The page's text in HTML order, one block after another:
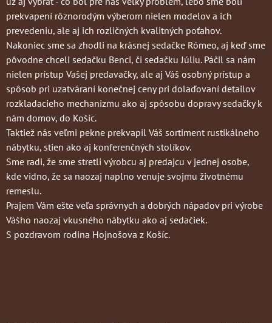
prekvapení rôznorodým výberom nielen modelov a ich
prevedeniu, ale aj ich rozličných kvalitných poťahov.
Nakoniec sme sa zhodli na krásnej sedačke Rómeo, aj keď sme
pôvodne chceli sedačku Benci, či sedačku Júliu. Páčil sa nám
nielen prístup Vašej predavačky, ale aj Váš osobný prístup a
spôsob pri uzatváraní konečnej ceny pri dolaďovaní detailov
rozkladacieho mechanizmu ako aj spôsobu dopravy sedačky k
nám domov, do Košíc.
Taktiež nás veľmi pekne prekvapil Váš sortiment rustikálneho
nábytku, stien ako aj konferenčných stolíkov.
Sme radi, že sme stretli výrobcu aj predajcu v jednej osobe,
kde vidno, že sa naozaj naplno venuje svojmu životnému
remeslu.
Prajem Vám ešte veľa správnych a dobrých nápadov pri výrobe
Vášho naozaj vkusného nábytku ako aj sedačiek.
S pozdravom rodina Hojnošova z Košíc.